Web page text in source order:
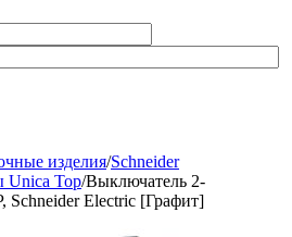
изделия/Schneider
Unica Top/Выключатель 2-
Electric [Графит]